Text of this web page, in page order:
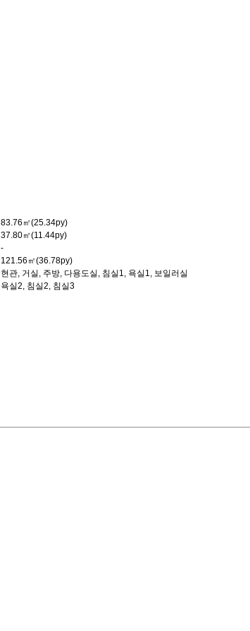
83.76㎡(25.34py)
37.80㎡(11.44py)
-
121.56㎡(36.78py)
현관, 거실, 주방, 다용도실, 침실1, 욕실1, 보일러실
욕실2, 침실2, 침실3